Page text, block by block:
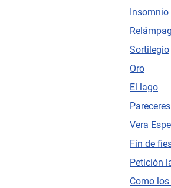
Insomnio
Sortilegio
Oro
El lago
Pareceres
Vera
Fin de
Petición
Como